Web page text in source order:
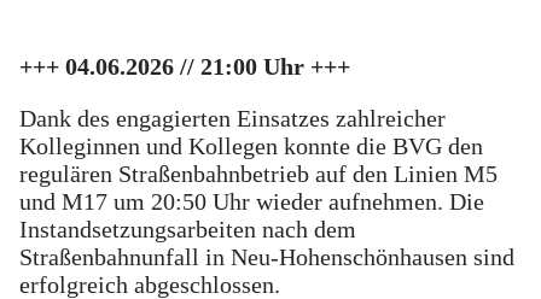
+++ 04.06.2026 // 21:00 Uhr +++
Dank des engagierten Einsatzes zahlreicher
Kolleginnen und Kollegen konnte die BVG den
regulären Straßenbahnbetrieb auf den Linien M5
und M17 um 20:50 Uhr wieder aufnehmen. Die
Instandsetzungsarbeiten nach dem
Straßenbahnunfall in Neu-Hohenschönhausen sind
erfolgreich abgeschlossen.